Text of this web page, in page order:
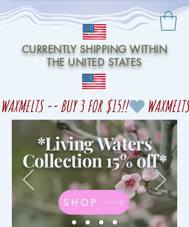
CURRENTLY SHIPPING WITHIN
THE UNITED STATES
WAXMELTS -- BUY 3 FOR $15!!
*Living Waters
Collection 15% off*
SHOP